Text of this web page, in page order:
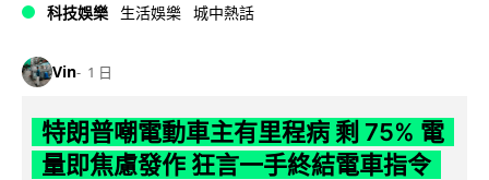
科技娛樂 生活娛樂 城中熱話
Vin 1 日
特朗普嘲電動車主有里程病 剩 75% 電
量即焦慮發作 狂言一手終結電車指令